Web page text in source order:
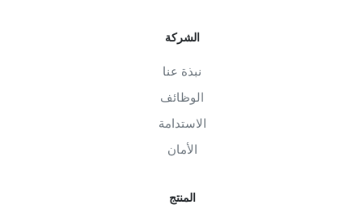
الشركة
نبذة عنا
الوظائف
الاستدامة
الأمان
المنتج